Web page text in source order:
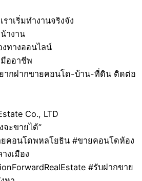
าเริ่มทำงานจริงจัง
างาน
ทางออนไลน์
มืออาชีพ
ากฝากขายคอนโด-บ้าน-ที่ดิน ติดต่อ
Co., LTD
จะขายได้”
คอนโดพหลโยธิน #ขายคอนโดห้อง
งเมือง
#รับฝากขาย